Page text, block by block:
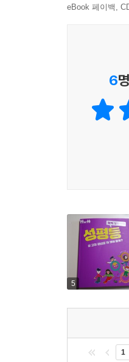
주지요. 뿐만
<함께 생각
시리즈입니
어떻게 해야
대응하는 방
2권 《GMO
인류에게 이
그럴수록 비판
첫 걸음이 될
3권 《통일》
해야 하는지
eBook 페이백,
6
5
1